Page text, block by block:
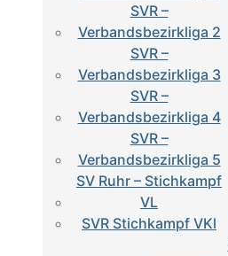
SVR –
Verbandsbezirkliga 2
SVR –
Verbandsbezirkliga 3
SVR –
Verbandsbezirkliga 4
SVR –
Verbandsbezirkliga 5
SV Ruhr – Stichkampf
VL
SVR Stichkampf VKl